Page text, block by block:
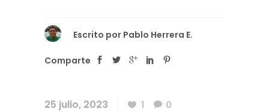
Escrito por Pablo Herrera E.
Comparte
25 julio, 2023 1
0